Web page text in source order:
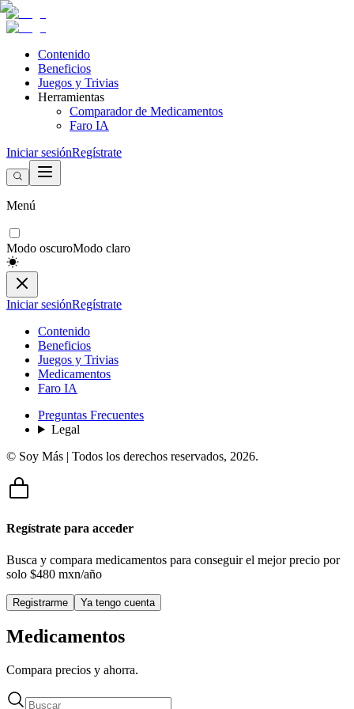
Contenido
Beneficios
Juegos y Trivias
Herramientas
Comparador de Medicamentos
Faro IA
Iniciar sesiónRegístrate
Menú
Modo oscuroModo claro
Iniciar sesiónRegístrate
Contenido
Beneficios
Juegos y Trivias
Medicamentos
Faro IA
Preguntas Frecuentes
Legal
© Soy Más | Todos los derechos reservados, 2026.
Regístrate para acceder
Busca y compara medicamentos para conseguir el mejor precio por
solo $480 mxn/año
Registrarme Ya tengo cuenta
Medicamentos
Compara precios y ahorra.